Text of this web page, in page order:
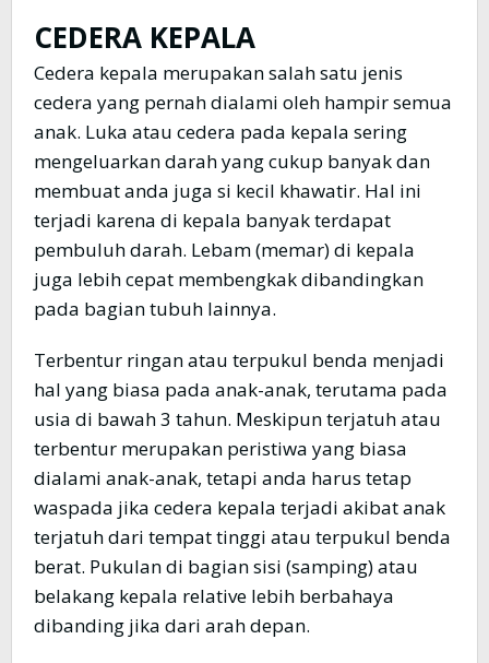
CEDERA KEPALA
Cedera kepala merupakan salah satu jenis
cedera yang pernah dialami oleh hampir semua
anak. Luka atau cedera pada kepala sering
mengeluarkan darah yang cukup banyak dan
membuat anda juga si kecil khawatir. Hal ini
terjadi karena di kepala banyak terdapat
pembuluh darah. Lebam (memar) di kepala
juga lebih cepat membengkak dibandingkan
pada bagian tubuh lainnya.
Terbentur ringan atau terpukul benda menjadi
hal yang biasa pada anak-anak, terutama pada
usia di bawah 3 tahun. Meskipun terjatuh atau
terbentur merupakan peristiwa yang biasa
dialami anak-anak, tetapi anda harus tetap
waspada jika cedera kepala terjadi akibat anak
terjatuh dari tempat tinggi atau terpukul benda
berat. Pukulan di bagian sisi (samping) atau
belakang kepala relative lebih berbahaya
dibanding jika dari arah depan.